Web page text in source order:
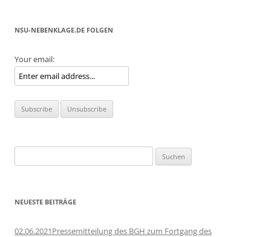
NSU-NEBENKLAGE.DE FOLGEN
Your email:
nach:
NEUESTE BEITRÄGE
02.06.2021Pressemitteilung des BGH zum Fortgang des